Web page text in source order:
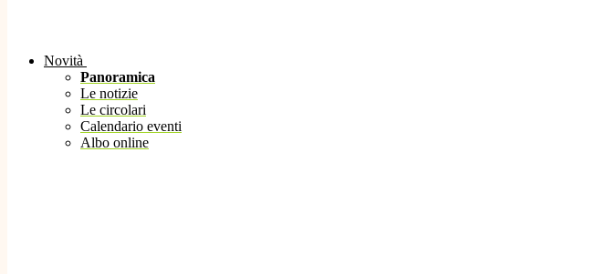
Novità
Panoramica
Le notizie
Le circolari
Calendario eventi
Albo online